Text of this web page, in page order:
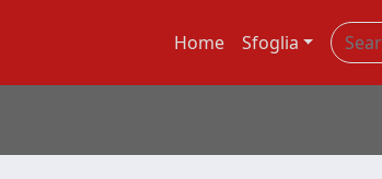
Home Sfoglia